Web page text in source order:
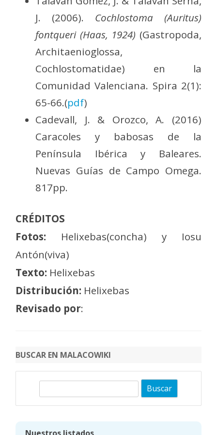
J. (2006). Cochlostoma (Auritus)
fontqueri (Haas, 1924) (Gastropoda,
Architaenioglossa,
Cochlostomatidae) en la
Comunidad Valenciana. Spira 2(1):
65-66.(pdf)
Cadevall, J. & Orozco, A. (2016)
Caracoles y babosas de la
Península Ibérica y Baleares.
Nuevas Guías de Campo Omega.
817pp.
CRÉDITOS
Fotos: Helixebas(concha) y Iosu
Antón(viva)
Texto: Helixebas
Distribución: Helixebas
Revisado por:
BUSCAR EN MALACOWIKI